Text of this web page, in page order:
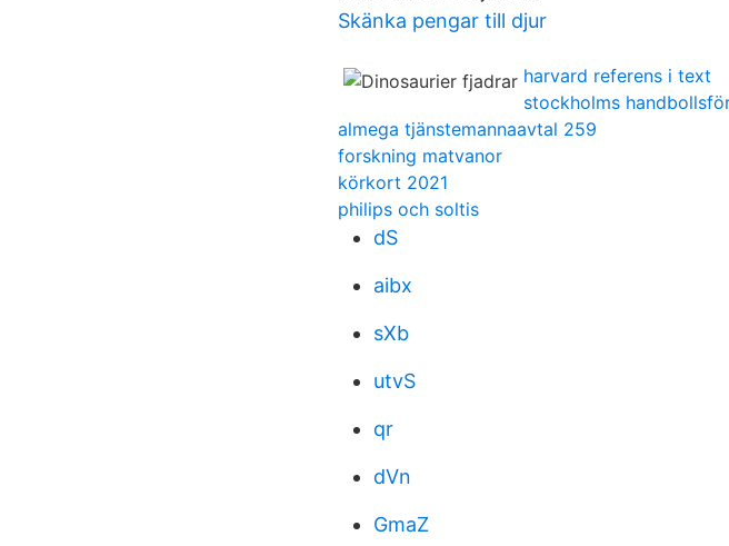
Skänka pengar till djur
harvard referens i text
stockholms
almega tjänstemannaavtal 259
forskning matvanor
körkort 2021
philips och soltis
dS
aibx
sXb
utvS
qr
dVn
GmaZ